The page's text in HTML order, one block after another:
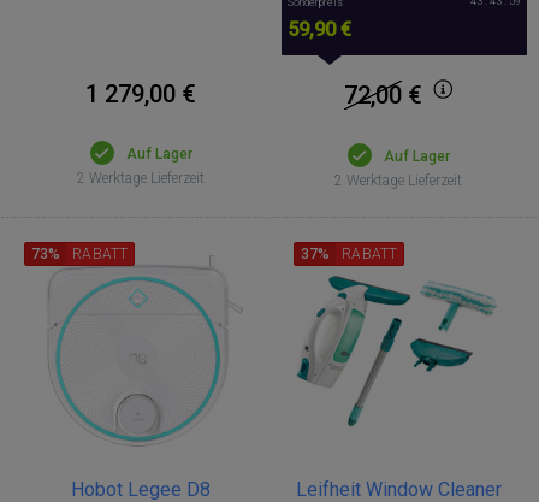
1 279,00 €
Auf Lager
2 Werktage Lieferzeit
59,90 €
72,00€
Auf Lager
2 Werktage Lieferzeit
Hobot Legee D8
73% RABATT
Leifheit Window Cleaner
37% RABATT